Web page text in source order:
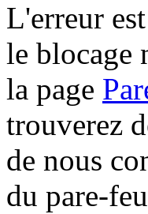
L'erreur
le blocage
la page
trouverez
de nous
du pare-